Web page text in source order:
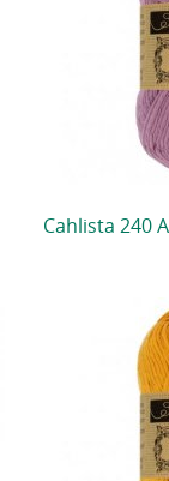
Cahlista 240